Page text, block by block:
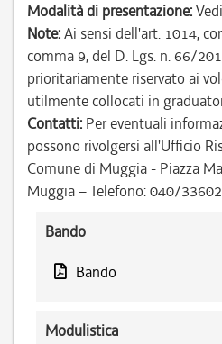
Modalità di presentazione:
Note:Ai sensi dell'art. 1014,
comma 9, del D. Lgs. n. 66/
prioritariamente riservato ai
utilmente collocati in
Contatti: Per eventuali
possono rivolgersi all'Ufficio
Comune di Muggia - Piazza
Muggia – Telefono: 040/
Bando
Bando
Modulistica